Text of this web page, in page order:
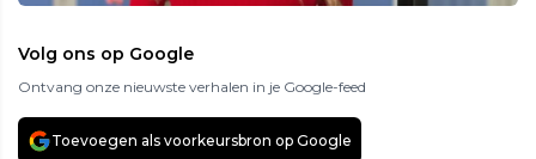
Volg ons op Google
Ontvang onze nieuwste verhalen in je Google-feed
Toevoegen als voorkeursbron op Google